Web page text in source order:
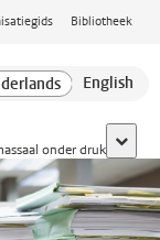
Bibliotheek
onder druk toon